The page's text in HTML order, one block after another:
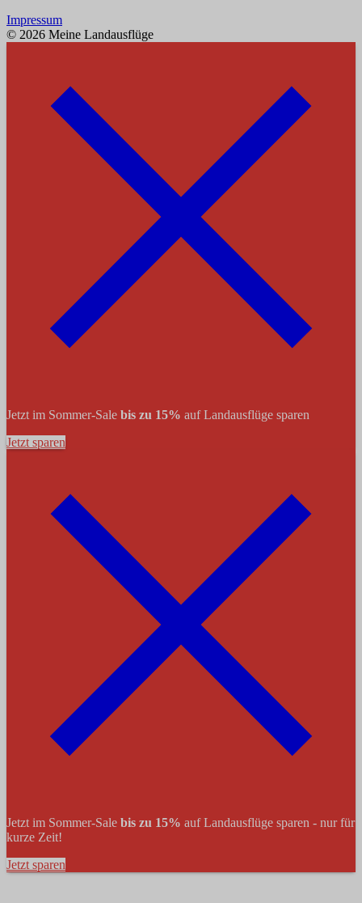
Impressum
© 2026 Meine Landausflüge
Jetzt im Sommer-Sale bis zu 15% auf Landausflüge sparen
Jetzt sparen
Jetzt im Sommer-Sale bis zu 15% auf Landausflüge sparen - nur für
kurze Zeit!
Jetzt sparen